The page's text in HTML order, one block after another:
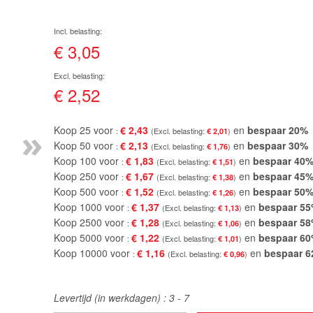
»
€ 3,05
€ 2,52
Koop 25 voor € 2,43 € 2,01 en bespaar20%
Koop 50 voor € 2,13 € 1,76 en bespaar30%
Koop 100 voor € 1,83 € 1,51 en bespaar40%
Koop 250 voor € 1,67 € 1,38 en bespaar45%
Koop 500 voor € 1,52 € 1,26 en bespaar50%
Koop 1000 voor € 1,37 € 1,13 en bespaar55
Koop 2500 voor € 1,28 € 1,06 en bespaar58
Koop 5000 voor € 1,22 € 1,01 en bespaar60
Koop 10000 voor € 1,16 € 0,96 en bespaar
Levertijd (in werkdagen) : 3 - 7